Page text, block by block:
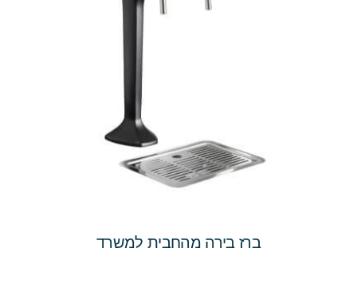
ברז בירה מהחבית למשרד